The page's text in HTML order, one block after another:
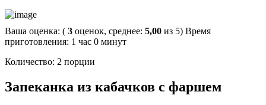
Ваша оценка: ( 3 оценок, среднее: 5,00 из 5) Время
приготовления: 1 час 0 минут
Количество: 2 порции
Запеканка из кабачков с фаршем